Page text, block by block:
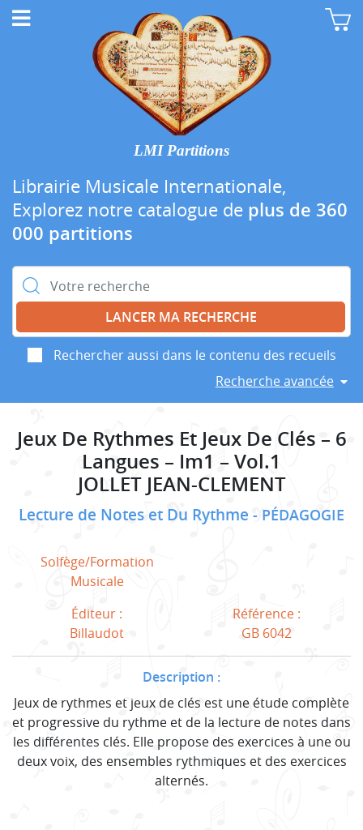
LMI Partitions
Librairie Musicale Internationale,
Explorez notre catalogue de plus de 360
000 partitions
Rechercher :
Rechercher aussi dans le contenu des recueils
Recherche avancée
Jeux De Rythmes Et Jeux De Clés – 6
Langues – Im1 – Vol.1
JOLLET JEAN-CLEMENT
Lecture de Notes et Du Rythme PÉDAGOGIE
Solfège/Formation
Musicale
Éditeur :
Billaudot
Référence :
GB 6042
Description :
Jeux de rythmes et jeux de clés est une étude complète
et progressive du rythme et de la lecture de notes dans
les différentes clés. Elle propose des exercices à une ou
deux voix, des ensembles rythmiques et des exercices
alternés.